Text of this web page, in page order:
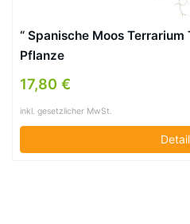
“ Spanische Moos Terrarium
Pflanze
17,80 €
inkl. gesetzlicher MwSt.